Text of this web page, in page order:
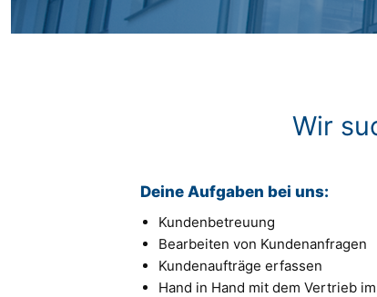
Wir
Deine Aufgaben bei uns:
Kundenbetreuung
Bearbeiten von Kundenanfragen
Kundenaufträge erfassen
Hand in Hand mit dem Vertrieb